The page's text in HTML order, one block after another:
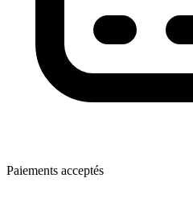
Paiements acceptés